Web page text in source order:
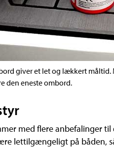
giver et let og lækkert måltid.
den eneste ombord.
med flere anbefalinger
lettilgængeligt på båden,